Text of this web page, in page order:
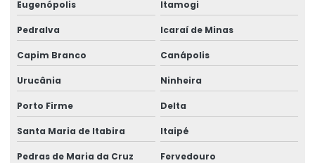
Eugenópolis Itamogi
Pedralva Icaraí de Minas
Capim Branco Canápolis
Urucânia Ninheira
Porto Firme Delta
Santa Maria de Itabira Itaipé
Pedras de Maria da Cruz Fervedouro